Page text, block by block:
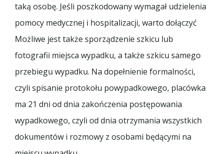
taką osobę. Jeśli poszkodowany wymagał udzielenia
pomocy medycznej i hospitalizacji, warto dołączyć
Możliwe jest także sporządzenie szkicu lub
fotografii miejsca wypadku, a także szkicu samego
przebiegu wypadku. Na dopełnienie formalności,
czyli spisanie protokołu powypadkowego, placówka
ma 21 dni od dnia zakończenia postępowania
wypadkowego, czyli od dnia otrzymania wszystkich
dokumentów i rozmowy z osobami będącymi na